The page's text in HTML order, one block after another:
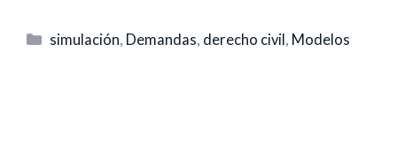
Categorías
simulación, Demandas, derecho civil, Modelos